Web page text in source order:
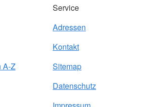
A-Z
Service
Adressen
Kontakt
Sitemap
Datenschutz